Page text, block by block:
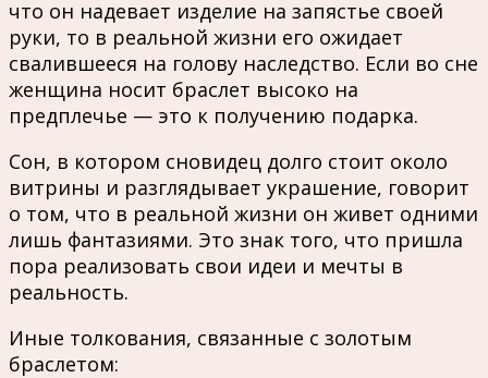
что он надевает изделие на запястье своей
руки, то в реальной жизни его ожидает
свалившееся на голову наследство. Если во сне
женщина носит браслет высоко на
предплечье — это к получению подарка.
Сон, в котором сновидец долго стоит около
витрины и разглядывает украшение, говорит
о том, что в реальной жизни он живет одними
лишь фантазиями. Это знак того, что пришла
пора реализовать свои идеи и мечты в
реальность.
Иные толкования, связанные с золотым
браслетом: